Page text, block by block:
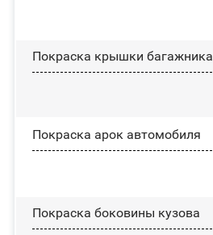
Покраска крышки багажника
Покраска арок автомобиля
Покраска боковины кузова